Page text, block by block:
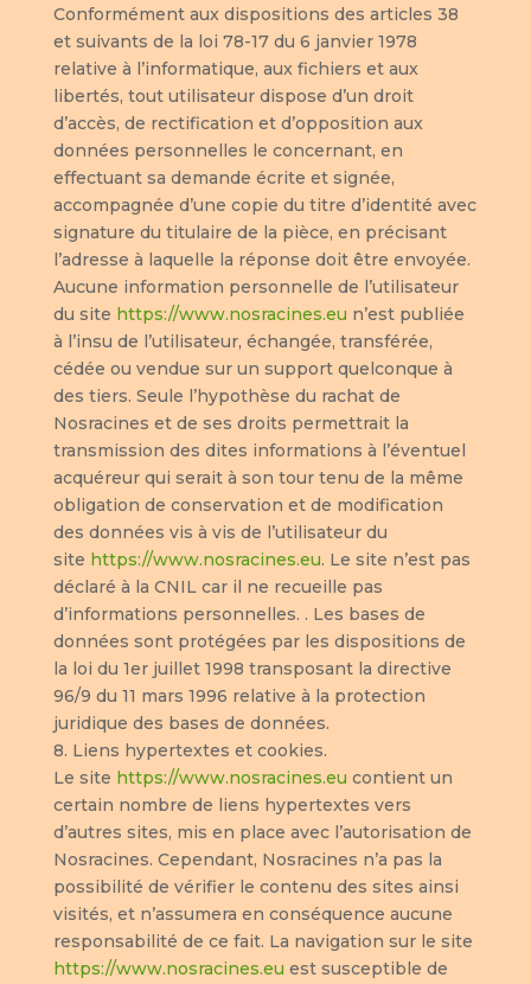
Conformément aux dispositions des articles 38
et suivants de la loi 78-17 du 6 janvier 1978
relative à l’informatique, aux fichiers et aux
libertés, tout utilisateur dispose d’un droit
d’accès, de rectification et d’opposition aux
données personnelles le concernant, en
effectuant sa demande écrite et signée,
accompagnée d’une copie du titre d’identité avec
signature du titulaire de la pièce, en précisant
l’adresse à laquelle la réponse doit être envoyée.
Aucune information personnelle de l’utilisateur
du site https://www.nosracines.eu n’est publiée
à l’insu de l’utilisateur, échangée, transférée,
cédée ou vendue sur un support quelconque à
des tiers. Seule l’hypothèse du rachat de
Nosracines et de ses droits permettrait la
transmission des dites informations à l’éventuel
acquéreur qui serait à son tour tenu de la même
obligation de conservation et de modification
des données vis à vis de l’utilisateur du
site https://www.nosracines.eu. Le site n’est pas
déclaré à la CNIL car il ne recueille pas
d’informations personnelles. . Les bases de
données sont protégées par les dispositions de
la loi du 1er juillet 1998 transposant la directive
96/9 du 11 mars 1996 relative à la protection
juridique des bases de données.
8. Liens hypertextes et cookies.
Le site https://www.nosracines.eu contient un
certain nombre de liens hypertextes vers
d’autres sites, mis en place avec l’autorisation de
Nosracines. Cependant, Nosracines n’a pas la
possibilité de vérifier le contenu des sites ainsi
visités, et n’assumera en conséquence aucune
responsabilité de ce fait. La navigation sur le site
https://www.nosracines.eu est susceptible de